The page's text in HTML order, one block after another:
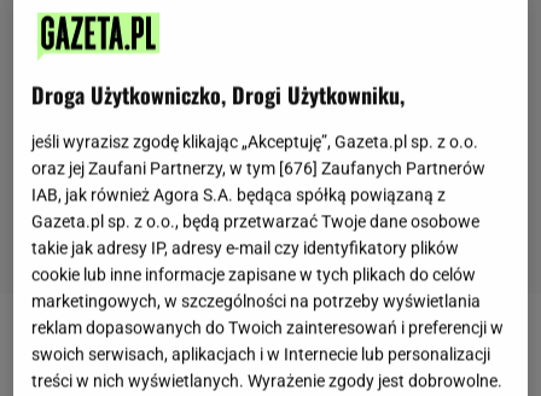
Czymże jest pleskawica? Najprościej rzecz ujmując,
to po prostubałkański burger z grilla. Jeśli jednak
Droga Użytkowniczko, Drogi Użytkowniku,
jeśli wyrazisz zgodę klikając „Akceptuję”, Gazeta.pl sp. z o.o.
oraz jej Zaufani Partnerzy, w tym [676] Zaufanych Partnerów
IAB, jak również Agora S.A. będąca spółką powiązaną z
Gazeta.pl sp. z o.o., będą przetwarzać Twoje dane osobowe
takie jak adresy IP, adresy e-mail czy identyfikatory plików
cookie lub inne informacje zapisane w tych plikach do celów
marketingowych, w szczególności na potrzeby wyświetlania
reklam dopasowanych do Twoich zainteresowań i preferencji w
swoich serwisach, aplikacjach i w Internecie lub personalizacji
treści w nich wyświetlanych. Wyrażenie zgody jest dobrowolne.